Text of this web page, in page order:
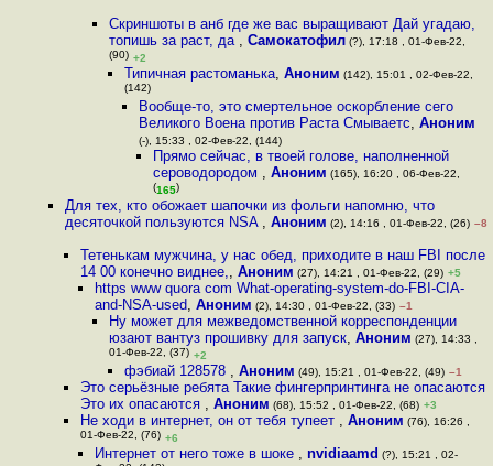
Скриншоты в анб где же вас выращивают Дай угадаю,
топишь за раст, да ,Самокатофил (?), 17:18 , 01-Фев-22,
(90) +2
Типичная растоманька, Аноним (142), 15:01 , 02-Фев-22,
(142)
Вообще-то, это смертельное оскорбление сего
Великого Воена против Раста Смываетс, Аноним
(-), 15:33 , 02-Фев-22, (144)
Прямо сейчас, в твоей голове, наполненной
сероводородом ,Аноним (165), 16:20 , 06-Фев-22,
(165)
Для тех, кто обожает шапочки из фольги напомню, что
десяточкой пользуются NSA ,Аноним (2), 14:16 , 01-Фев-22, (26) –8
Тетенькам мужчина, у нас обед, приходите в наш FBI после
14 00 конечно виднее,, Аноним (27), 14:21 , 01-Фев-22, (29) +5
https www quora com What-operating-system-do-FBI-CIA-
and-NSA-used, Аноним (2), 14:30 , 01-Фев-22, (33) –1
Ну может для межведомственной корреспонденции
юзают вантуз прошивку для запуск,Аноним (27), 14:33 ,
01-Фев-22, (37) +2
фэбиай 128578 , Аноним (49), 15:21 , 01-Фев-22, (49) –1
Это серьёзные ребята Такие фингерпринтинга не опасаются
Это их опасаются , Аноним (68), 15:52 , 01-Фев-22, (68) +3
Не ходи в интернет, он от тебя тупеет , Аноним (76), 16:26 ,
01-Фев-22, (76) +6
Интернет от него тоже в шоке , nvidiaamd (?), 15:21 , 02-